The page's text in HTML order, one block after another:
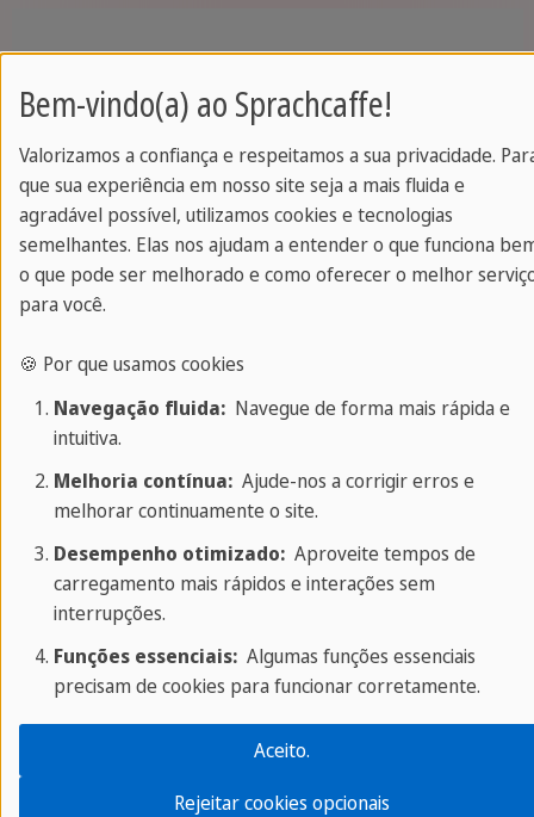
nicht; es regnet immer.
Não gosto do
outono; sempre
chove.
Como mencionado anteriormente, todas as
estações em alemão são do gênero masculino.
Exemplos:
"Der Sommer ist so
schön!"
O verão é tão lindo!
"Meine
Lieblingsjahreszeit ist
Minha estação
primavera.
Bem-vindo(a) ao Sprachcaffe!
Valorizamos a confiança e respeitamos a sua privacidade.
que sua experiência em nosso site seja a mais fluida e
agradável possível, utilizamos cookies e tecnologias
semelhantes. Elas nos ajudam a entender o que funciona
o que pode ser melhorado e como oferecer o melhor
para você.
🍪 Por que usamos cookies
Navegação fluida:Navegue de forma mais rápida e
intuitiva.
Melhoria contínua:Ajude-nos a corrigir erros e
melhorar continuamente o site.
Desempenho otimizado:Aproveite tempos de
carregamento mais rápidos e interações sem
interrupções.
Funções essenciais:Algumas funções essenciais
precisam de cookies para funcionar corretamente.
Rejeitar cookies opcionais
Aceito.